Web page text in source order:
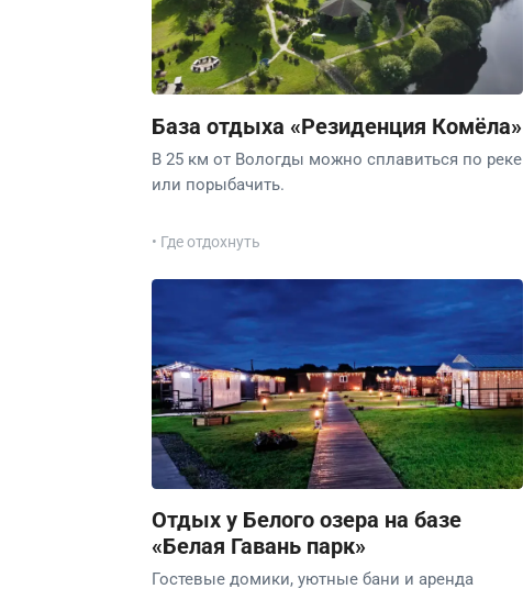
База отдыха «Резиденция Комёла»
В 25 км от Вологды можно сплавиться по реке
или порыбачить.
• Где отдохнуть
Отдых у Белого озера на базе
«Белая Гавань парк»
Гостевые домики, уютные бани и аренда